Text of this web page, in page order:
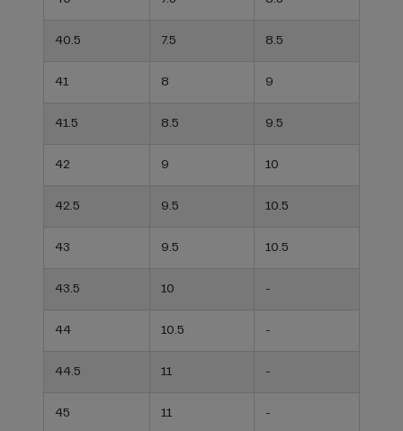
40.5 7.5 8.5
41 8 9
41.5 8.5 9.5
42 9 10
42.5 9.5 10.5
43 9.5 10.5
43.5 10 -
44 10.5 -
44.5 11 -
45 11 -